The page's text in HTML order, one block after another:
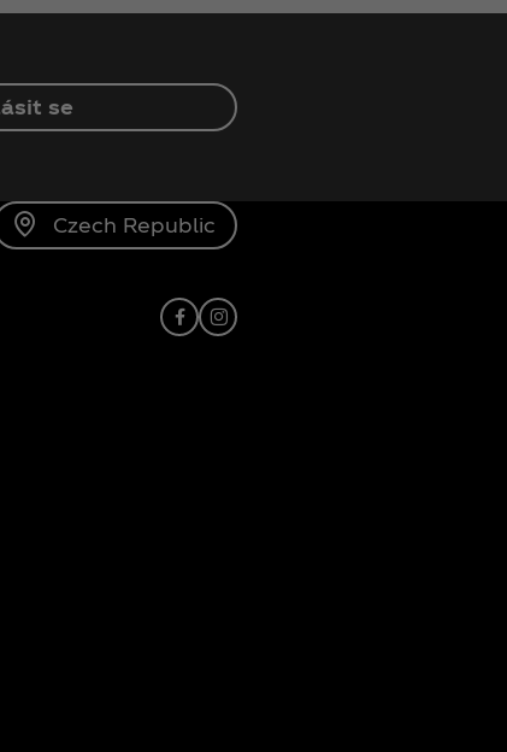
se
Czech Republic
Facebook
Instagram